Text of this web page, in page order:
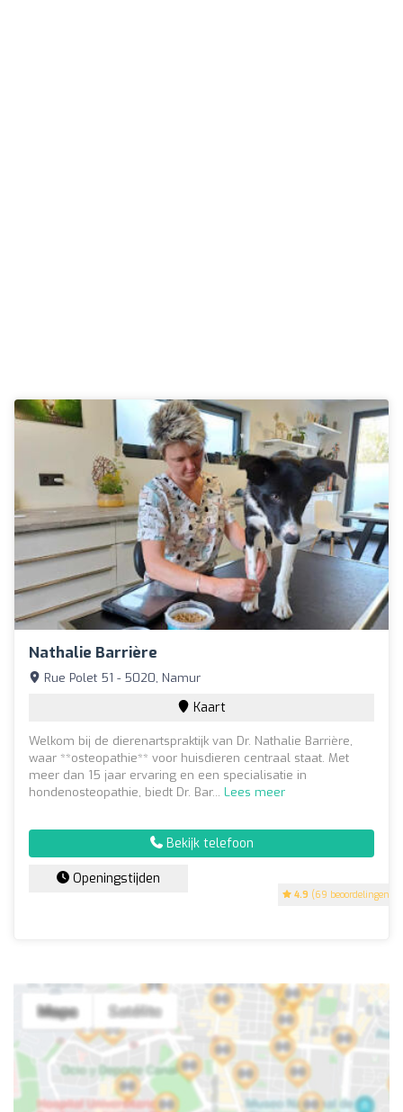
Nathalie Barrière
4.9 (69 beoordelingen)
Rue Polet 51 - 5020, Namur
Kaart
Welkom bij de dierenartspraktijk van Dr. Nathalie Barrière,
waar **osteopathie** voor huisdieren centraal staat. Met
meer dan 15 jaar ervaring en een specialisatie in
hondenosteopathie, biedt Dr. Bar... Lees meer
Bekijk telefoon
Openingstijden